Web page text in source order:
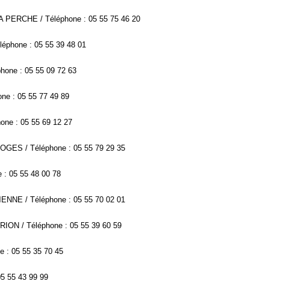
PERCHE / Téléphone : 05 55 75 46 20
: 05 55 39 48 01
: 05 55 09 72 63
: 05 55 77 49 89
: 05 55 69 12 27
/ Téléphone : 05 55 79 29 35
: 05 55 48 00 78
/ Téléphone : 05 55 70 02 01
/ Téléphone : 05 55 39 60 59
: 05 55 35 70 45
55 43 99 99